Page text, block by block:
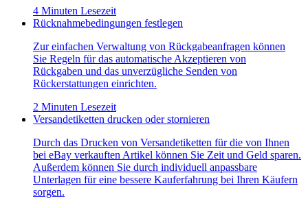
4 Minuten Lesezeit
Rücknahmebedingungen festlegen
Zur einfachen Verwaltung von Rückgabeanfragen können
Sie Regeln für das automatische Akzeptieren von
Rückgaben und das unverzügliche Senden von
Rückerstattungen einrichten.
2 Minuten Lesezeit
Versandetiketten drucken oder stornieren
Durch das Drucken von Versandetiketten für die von Ihnen
bei eBay verkauften Artikel können Sie Zeit und Geld sparen.
Außerdem können Sie durch individuell anpassbare
Unterlagen für eine bessere Kauferfahrung bei Ihren Käufern
sorgen.